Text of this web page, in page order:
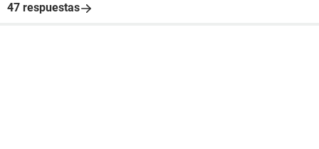
47 respuestas